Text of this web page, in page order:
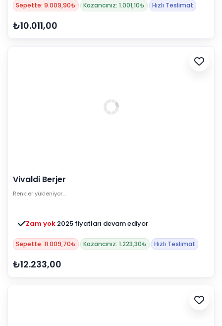
Sepette: 9.009,90₺ Kazancınız: 1.001,10₺ Hızlı Teslimat
₺10.011,00
Vivaldi Berjer
Renkler yükleniyor…
Zam yok 2025 fiyatları devam ediyor
Sepette: 11.009,70₺ Kazancınız: 1.223,30₺ Hızlı Teslimat
₺12.233,00